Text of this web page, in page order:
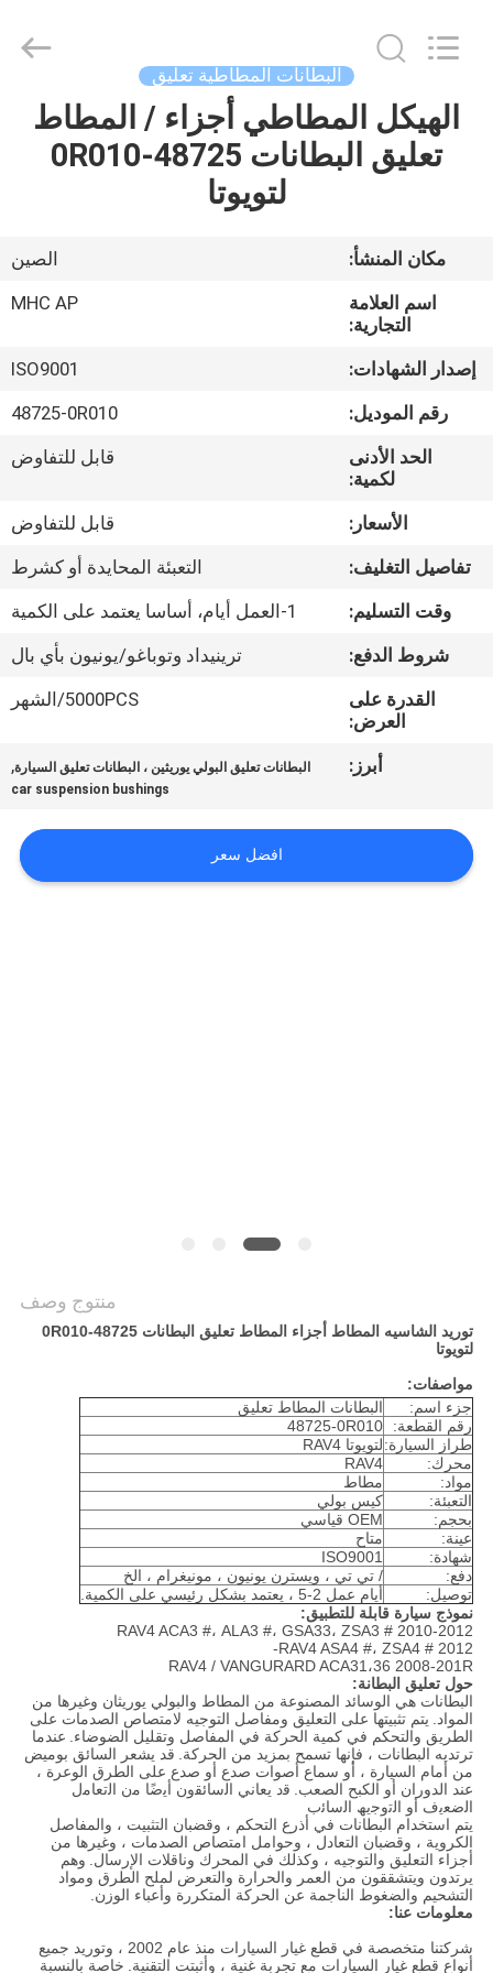
الصفحة
الرئيسية
معلومات
جولة
مراقبة
الجودة
اتصل
خريطة
Limited.
Reserved.
البطانات المطاطية تعليق
الهيكل المطاطي أجزاء / المطاط
تعليق البطانات 48725-0R010
لتويوتا
مكان المنشأ:
الصين
اسم العلامة
التجارية:
MHC AP
إصدار الشهادات:
ISO9001
رقم الموديل:
48725-0R010
الحد الأدنى
لكمية:
قابل للتفاوض
الأسعار:
قابل للتفاوض
تفاصيل التغليف:
التعبئة المحايدة أو كشرط
وقت التسليم:
1-العمل أيام، أساسا يعتمد على الكمية
شروط الدفع:
ترينيداد وتوباغو/يونيون بأي بال
القدرة على
العرض:
5000PCS/الشهر
أبرز: البطانات تعليق البولي يوريثين ، البطانات تعليق السيارة,
car suspension bushings
افضل سعر
منتوج وصف
توريد الشاسيه المطاط أجزاء المطاط تعليق البطانات 48725-0R010
لتويوتا
مواصفات:
جزء اسم:
البطانات المطاط تعليق
رقم القطعة:
48725-0R010
طراز السيارة:لتويوتا RAV4
محرك:
RAV4
مواد:
مطاط
التعبئة:
كيس بولي
بحجم:
OEM قياسي
عينة:
متاح
شهادة:
ISO9001
دفع:
/ تي تي ، ويسترن يونيون ، مونيغرام ، الخ
توصيل:
أيام عمل 2-5 ، يعتمد بشكل رئيسي على الكمية.
نموذج سيارة قابلة للتطبيق:
RAV4 ACA3 #، ALA3 #، GSA33، ZSA3 # 2010-2012
RAV4 ASA4 #، ZSA4 # 2012-
RAV4 / VANGURARD ACA31،36 2008-201R
حول تعليق البطانة:
البطانات هي الوسائد المصنوعة من المطاط والبولي يوريثان وغيرها من
المواد. يتم تثبيتها على التعليق ومفاصل التوجيه لامتصاص الصدمات على
الطريق والتحكم في كمية الحركة في المفاصل وتقليل الضوضاء. عندما
ترتديه البطانات ، فإنها تسمح بمزيد من الحركة. قد يشعر السائق بوميض
من أمام السيارة ، أو سماع أصوات صدع أو صدع على الطرق الوعرة ،
عند الدوران أو الكبح الصعب. ﻗد ﯾﻌﺎﻧﻲ اﻟﺳﺎﺋﻘون أﯾﺿًﺎ ﻣن اﻟﺗﻌﺎﻣل
اﻟﺿﻌﯾف أو اﻟﺗوﺟﯾﮫ اﻟﺳﺎﺋب
يتم استخدام البطانات في أذرع التحكم ، وقضبان التثبيت ، والمفاصل
الكروية ، وقضبان التعادل ، وحوامل امتصاص الصدمات ، وغيرها من
أجزاء التعليق والتوجيه ، وكذلك في المحرك وناقلات الإرسال. وهم
يرتدون ويتشققون من العمر والحرارة والتعرض لملح الطرق ومواد
التشحيم والضغوط الناجمة عن الحركة المتكررة وأعباء الوزن.
معلومات عنا:
شركتنا متخصصة في قطع غيار السيارات منذ عام 2002 ، وتوريد جميع
أنواع قطع غيار السيارات مع تجربة غنية ، وأثبتت التقنية. خاصة بالنسبة